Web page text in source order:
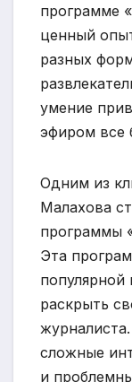
программе
ценный
разных
умение
эфиром все
Одним из
Малахова
программы
Эта
популярной
раскрыть
сложные
и